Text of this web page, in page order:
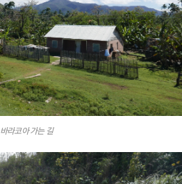
바라코아 가는 길